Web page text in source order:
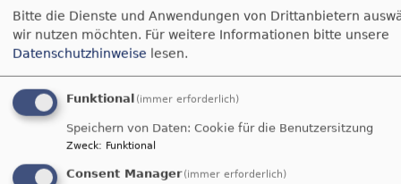
Nicht barrierefreie Inhalte
Die nachstehend aufgeführten Inhalte sind aus
den folgenden Gründen nicht barrierefrei:
Barrieren Melden, Feedback
Bitte die Dienste und Anwendungen von Drittanbietern
wir nutzen möchten. Für weitere Informationen bitte unsere
Datenschutzhinweise lesen.
Funktional (immer erforderlich)
Speichern von Daten: Cookie für die Benutzersitzung
Zweck: Funktional
Consent Manager (immer erforderlich)